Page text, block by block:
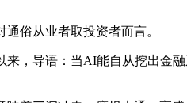
俗从业者取投资者而言。
导语：当AI能自从挖出金融